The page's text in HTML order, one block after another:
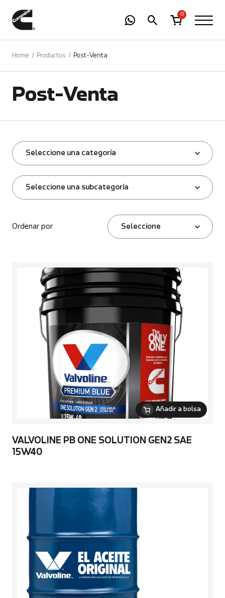
0
Home Productos Post-Venta
Post-Venta
Seleccione una categoría
Seleccione una subcategoría
Ordenar por Seleccione
Añadir a bolsa
VALVOLINE PB ONE SOLUTION GEN2 SAE
15W40